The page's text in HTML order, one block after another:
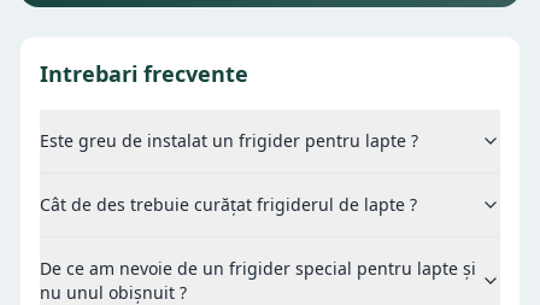
Intrebari frecvente
Este greu de instalat un frigider pentru lapte ?
Cât de des trebuie curățat frigiderul de lapte ?
De ce am nevoie de un frigider special pentru lapte și
nu unul obișnuit ?